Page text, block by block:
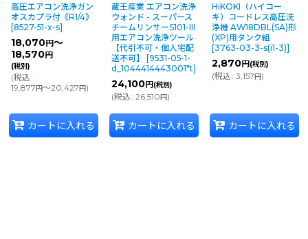
高圧エアコン洗浄ガン
オスカプラ付《R1/4》
[8527-51-x-s]
18,070円～
18,570円
(税別)
(税込:
19,877円～20,427円)
カートに入れる
蔵王産業 エアコン洗浄
ウォンド - スーパース
チームリンサーS101-III
用エアコン洗浄ツール
【代引不可・個人宅配
送不可】
[9531-05-1-
d_1044414443001*t]
24,100円(税別)
(税込: 26,510円)
カートに入れる
HiKOKI（ハイコー
キ）コードレス高圧洗
浄機 AW18DBL(SA)形
(XP)用タンク組
[3763-03-3-s(i1-3)]
2,870円(税別)
(税込: 3,157円)
カートに入れる